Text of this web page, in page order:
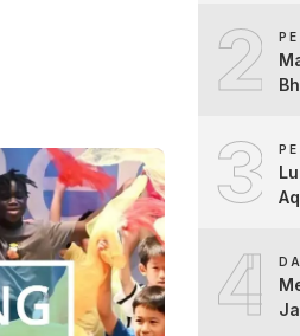
2
3
4